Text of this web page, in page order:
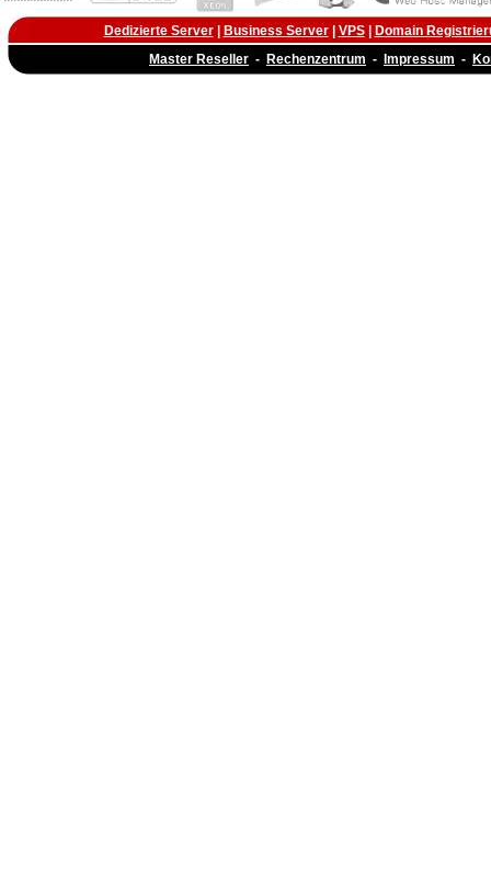
Dedizierte Server| Business Server| VPS|
Domain
Master Reseller - Rechenzentrum - Impressum -